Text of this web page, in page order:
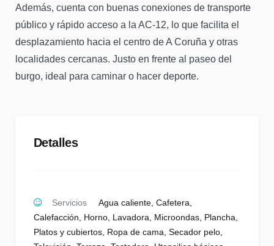
Además, cuenta con buenas conexiones de transporte
público y rápido acceso a la AC-12, lo que facilita el
desplazamiento hacia el centro de A Coruña y otras
localidades cercanas. Justo en frente al paseo del
burgo, ideal para caminar o hacer deporte.
Detalles
Servicios Agua caliente Cafetera
Calefacción
Horno Lavadora Microondas Plancha
Platos y cubiertos Ropa de cama Secador pelo